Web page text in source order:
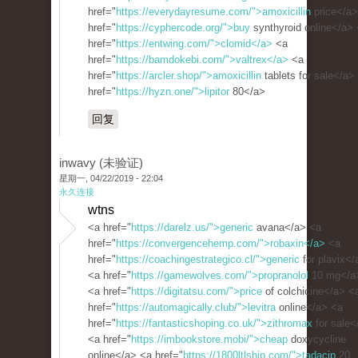
href=" https://everydayresume.com/">amoxicillin price</
href=" https://cyphercode.org/">buy synthyroid online</a>
href=" https://entwing.com/">clomid</a> <a
href=" https://bamdokebi.com/">valtrex</a> <a
href=" https://arcler.shop/">amoxicillin tablets for sale</a>
href=" https://hyzn.one/">lipitor 80</a>
回复
inwavy (未验证)
星期一, 04/22/2019 - 22:04
永久连接
wtns
<a href=" https://darelz.us/">generic avana</a> <a
href=" https://convergencehemp.com/">robaxin</a> <a
href=" https://coachingestrategico.cl/">generic for plavix</
<a href=" https://gamewolves.com/">propranolol 10 mg</
<a href=" https://digitatsu.com/">price of colchicine</a>
href=" https://automagically.club/">levitraonline</a> <a
href=" https://fantasticshoping.co.uk/">zithromax for
<a href=" https://imbookstore.mobi/">cheap doxycycline
online</a> <a href=" https://1800ltlship.com/">tadacip 20